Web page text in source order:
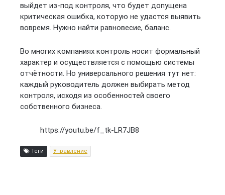
выйдет из-под контроля, что будет допущена
критическая ошибка, которую не удастся выявить
вовремя. Нужно найти равновесие, баланс.
Во многих компаниях контроль носит формальный
характер и осуществляется с помощью системы
отчётности. Но универсального решения тут нет:
каждый руководитель должен выбирать метод
контроля, исходя из особенностей своего
собственного бизнеса.
https://youtu.be/f_tk-LR7JB8
Теги Управление